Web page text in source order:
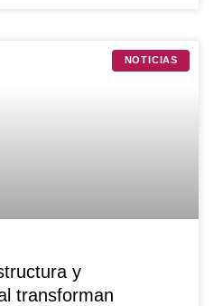
NOTICIAS
y
transforman